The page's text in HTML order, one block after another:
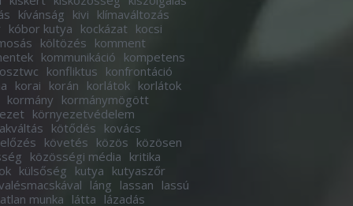
kívánság kivi klímaváltozás
kóbor kutya kockázat kocsi
költözés komment
kommunikáció kompetens
konfliktus konfrontáció
korai korán korlátok korlátok
kormány kormánymögött
környezetvédelem
kötődés kovács
követés közös közösen
közösségi média kritika
külsőség kutya kutyaszőr
láng lassan lassú
munka
látta lázadás